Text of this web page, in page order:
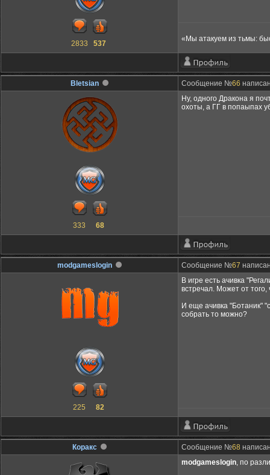
2833 537
«Мы атакуем из тьмы:
Bletsian Сообщение №66
333 68
Ну, одного Дракона я
охоты, а ГГ в попаыпах
modgameslogin Сообщение №67
225 82
В игре есть ачивка
встречал. Может от
И еще ачивка "Ботаник"
собрать то можно?
Коракс Сообщение №68
modgameslogin, по